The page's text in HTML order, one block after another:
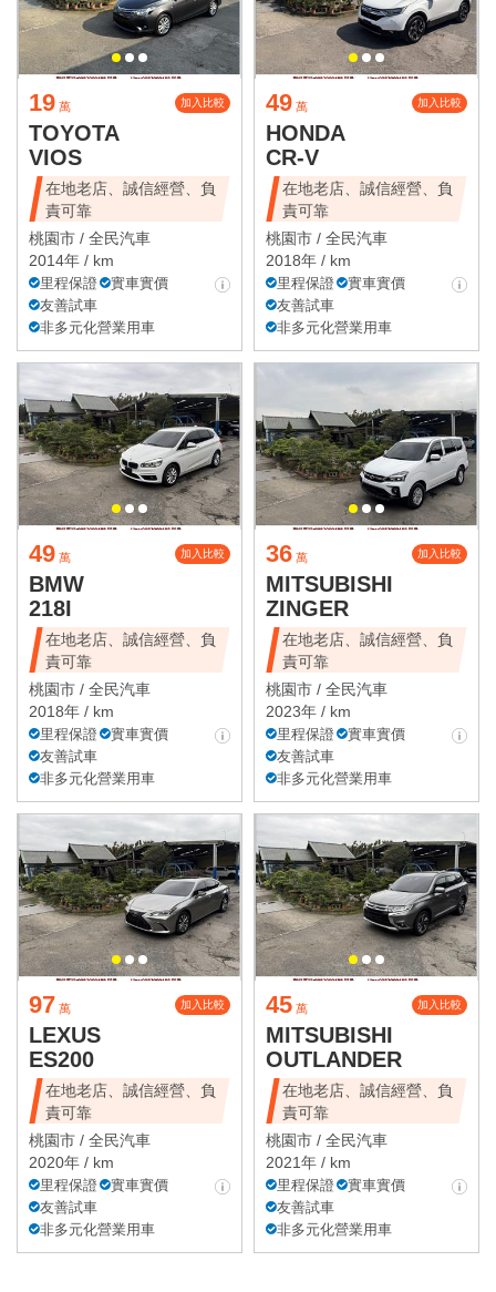
19 萬 加入比較
TOYOTA
VIOS
在地老店、誠信經營、負
責可靠
桃園市 / 全民汽車
2014年 / km
里程保證
實車實價
友善試車
非多元化營業用車
49 萬 加入比較
HONDA
CR-V
在地老店、誠信經營、負
責可靠
桃園市 / 全民汽車
2018年 / km
里程保證
實車實價
友善試車
非多元化營業用車
49 萬 加入比較
BMW
218I
在地老店、誠信經營、負
責可靠
桃園市 / 全民汽車
2018年 / km
里程保證
實車實價
友善試車
非多元化營業用車
36 萬 加入比較
MITSUBISHI
ZINGER
在地老店、誠信經營、負
責可靠
桃園市 / 全民汽車
2023年 / km
里程保證
實車實價
友善試車
非多元化營業用車
97 萬 加入比較
LEXUS
ES200
在地老店、誠信經營、負
責可靠
桃園市 / 全民汽車
2020年 / km
里程保證
實車實價
友善試車
非多元化營業用車
45 萬 加入比較
MITSUBISHI
OUTLANDER
在地老店、誠信經營、負
責可靠
桃園市 / 全民汽車
2021年 / km
里程保證
實車實價
友善試車
非多元化營業用車